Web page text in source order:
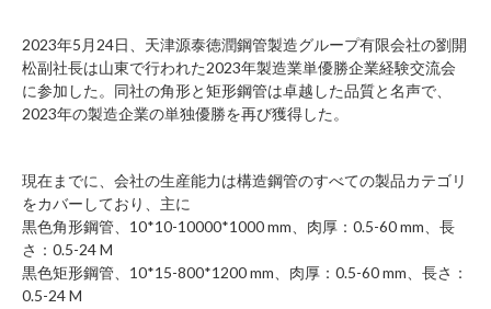
2023年5月24日、天津源泰徳潤鋼管製造グループ有限会社の劉開
松副社長は山東で行われた2023年製造業単優勝企業経験交流会
に参加した。同社の角形と矩形鋼管は卓越した品質と名声で、
2023年の製造企業の単独優勝を再び獲得した。
現在までに、会社の生産能力は構造鋼管のすべての製品カテゴリ
をカバーしており、主に
黒色角形鋼管、10*10-10000*1000 mm、肉厚：0.5-60 mm、長
さ：0.5-24 M
黒色矩形鋼管、10*15-800*1200 mm、肉厚：0.5-60 mm、長さ：
0.5-24 M